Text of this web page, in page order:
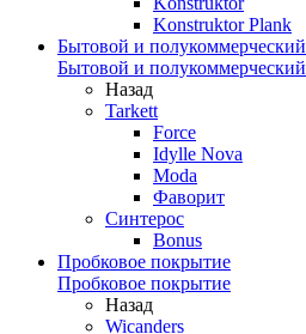
Konstruktor Plank
Бытовой и
Бытовой и
Назад
Tarkett
Force
Idylle Nova
Moda
Фаворит
Синтерос
Bonus
Пробковое покрытие
Пробковое покрытие
Назад
Wicanders